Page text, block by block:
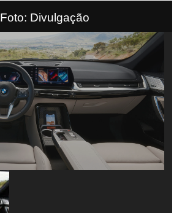
Foto: Divulgação